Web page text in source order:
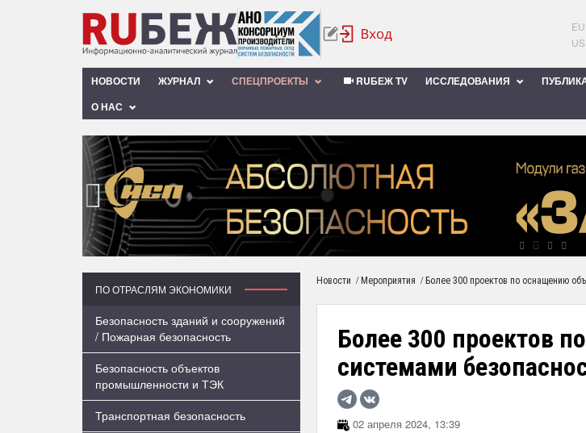
НОВОСТИ ЖУРНАЛ СПЕЦПРОЕКТЫ RUБЕЖ TV ИССЛЕДОВАНИЯ
О НАС
‹
ПО ОТРАСЛЯМ ЭКОНОМИКИ
Безопасность зданий и сооружений
/ Пожарная безопасность
Безопасность объектов
промышленности и ТЭК
Транспортная безопасность
Новости / Мероприятия / Более 300 проектов по оснащению
Более 300 проектов
системами
02 апреля 2024, 13:39